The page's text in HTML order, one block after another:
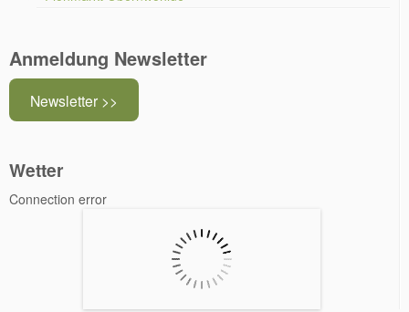
Anmeldung Newsletter
Newsletter >>
Wetter
Connection error